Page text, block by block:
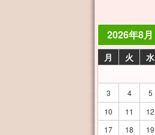
2026年8月
月 火 水
3
4 5
10
11 12
17
18 19